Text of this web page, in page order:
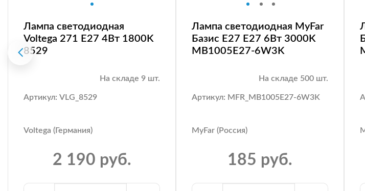
Лампа светодиодная
Voltega 271 E27 4Вт 1800K
8529
На складе 9 шт.
Артикул: VLG_8529
Voltega (Германия)
2 190 руб.
Лампа светодиодная MyFar
Базис E27 E27 6Вт 3000K
MB1005E27-6W3K
На складе 500 шт.
Артикул: MFR_MB1005E27-6W3K
MyFar (Россия)
185 руб.